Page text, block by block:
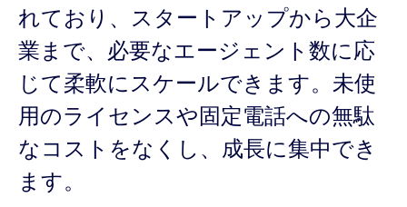
れており、スタートアップから大企
業まで、必要なエージェント数に応
じて柔軟にスケールできます。未使
用のライセンスや固定電話への無駄
なコストをなくし、成長に集中でき
ます。